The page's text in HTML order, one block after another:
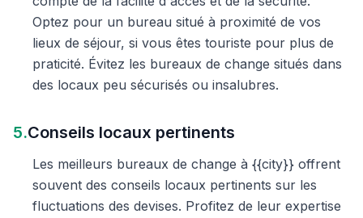
Optez pour un bureau situé à proximité de vos
lieux de séjour, si vous êtes touriste pour plus de
praticité. Évitez les bureaux de change situés dans
des locaux peu sécurisés ou insalubres.
5.Conseils locaux pertinents
Les meilleurs bureaux de change à {{city}} offrent
souvent des conseils locaux pertinents sur les
fluctuations des devises. Profitez de leur expertise